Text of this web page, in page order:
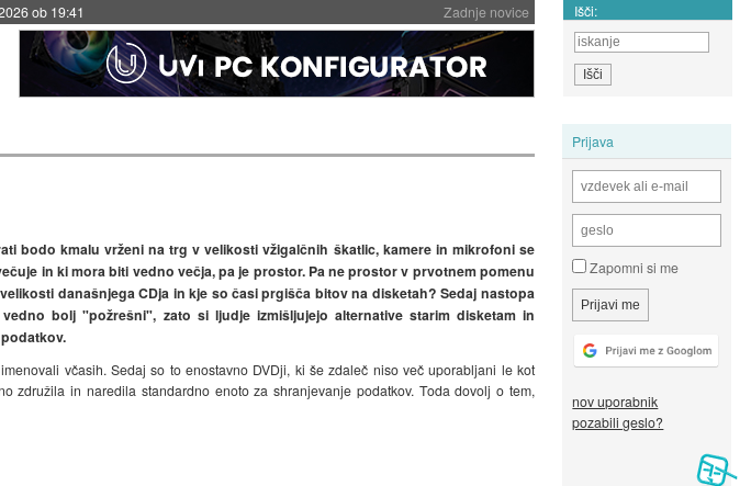
Zadnje novice
ob 19:41 Išči:
Prijava
Zapomni si me
nov uporabnik
pozabili geslo?
bodo kmalu vrženi na trg v velikosti vžigalčnih škatlic, kamere in mikrofoni se
in ki mora biti vedno večja, pa je prostor. Pa ne prostor v prvotnem pomenu
današnjega CDja in kje so časi prgišča bitov na disketah? Sedaj nastopa
bolj "požrešni", zato si ljudje izmišljujejo alternative starim disketam in
včasih. Sedaj so to enostavno DVDji, ki še zdaleč niso več uporabljani le kot
združila in naredila standardno enoto za shranjevanje podatkov. Toda dovolj o tem,